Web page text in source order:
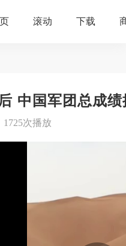
中国军团总成
1725次播放